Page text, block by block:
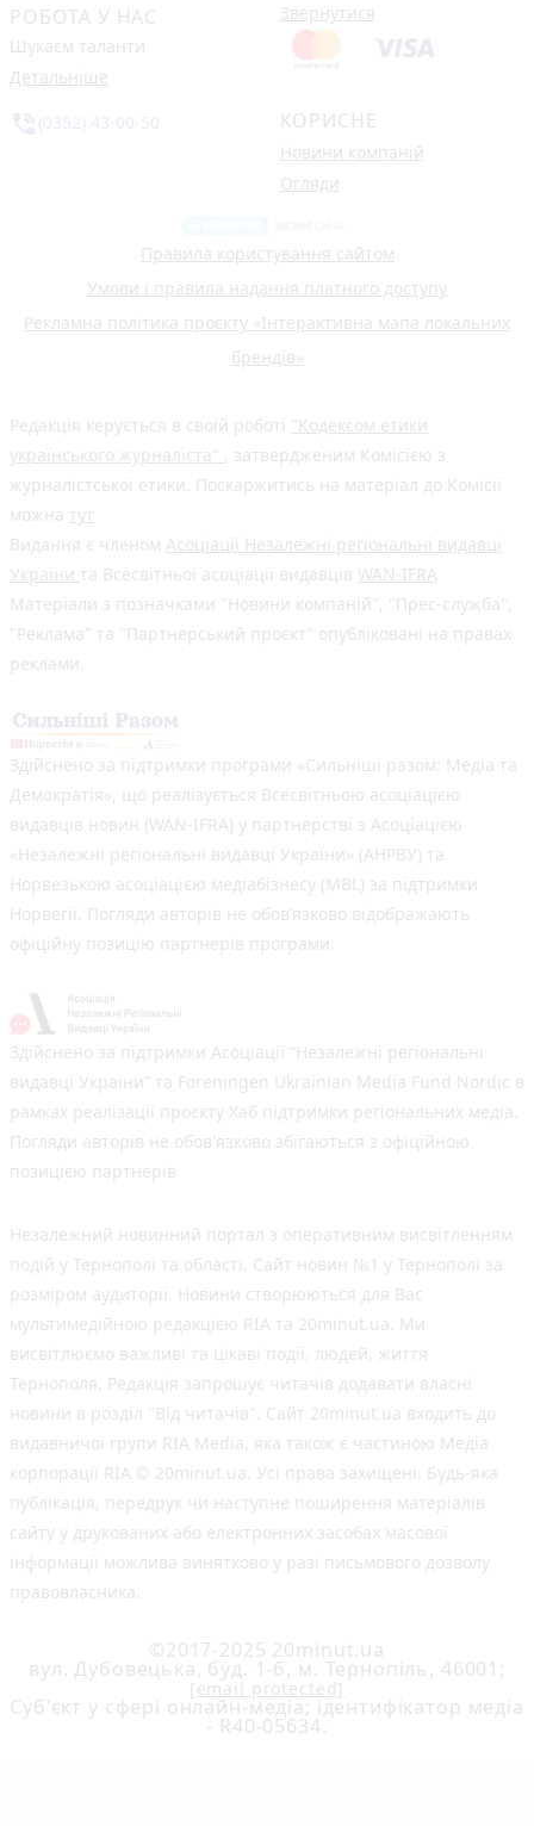
РОБОТА У НАС
Шукаєм таланти
Детальніше
Звернутися
КОРИСНЕ
Новини компаній
Огляди
Правила користування сайтом
Умови і правила надання платного доступу
Рекламна політика проєкту «Інтерактивна мапа локальних
брендів»
Редакція керується в своїй роботі "Кодексом етики
українського журналіста" , затвердженим Комісією з
журналістської етики. Поскаржитись на матеріал до Комісії
можна тут
Видання є членом Асоціації Незалежні регіональні видавці
України та Всесвітньої асоціації видавців WAN-IFRA
Матеріали з позначками "Новини компаній", "Прес-служба",
"Реклама" та "Партнерський проєкт" опубліковані на правах
реклами.
Здійснено за підтримки програми «Сильніші разом: Медіа та
Демократія», що реалізується Всесвітньою асоціацією
видавців новин (WAN-IFRA) у партнерстві з Асоціацією
«Незалежні регіональні видавці України» (АНРВУ) та
Норвезькою асоціацією медіабізнесу (MBL) за підтримки
Норвегії. Погляди авторів не обов’язково відображають
офіційну позицію партнерів програми.
Здійснено за підтримки Асоціації “Незалежні регіональні
видавці України” та Foreningen Ukrainian Media Fund Nordic в
рамках реалізації проєкту Хаб підтримки регіональних медіа.
Погляди авторів не обов'язково збігаються з офіційною
позицією партнерів
Незалежний новинний портал з оперативним висвітленням
подій у Тернополі та області. Сайт новин №1 у Тернополі за
розміром аудиторії. Новини створюються для Вас
мультимедійною редакцією RIA та 20minut.ua. Ми
висвітлюємо важливі та цікаві події, людей, життя
Тернополя. Редакція запрошує читачів додавати власні
новини в розділ "Від читачів". Сайт 20minut.ua входить до
видавничої групи RIA Media, яка також є частиною Медіа
корпорації RIA © 20minut.ua. Усі права захищені. Будь-яка
публiкацiя, передрук чи наступне поширення матеріалів
сайту у друкованих або електронних засобах масової
інформації можлива винятково у разі письмового дозволу
правовласника.
©2017-2025 20minut.ua
вул. Дубовецька, буд. 1-б, м. Тернопіль, 46001;
[email protected]
Cуб'єкт у сфері онлайн-медіа; ідентифікатор медіа
- R40-05634.